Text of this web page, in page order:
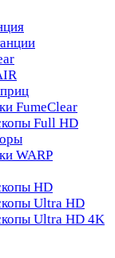
FumeClear
Full HD
WARP
HD
Ultra HD
Ultra HD 4K